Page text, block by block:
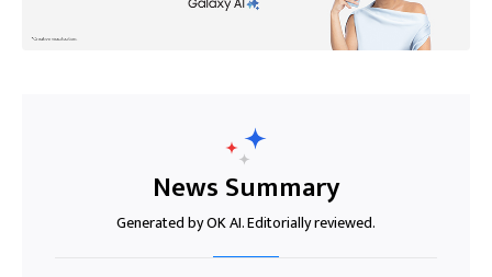
News Summary
Generated by OK AI. Editorially reviewed.